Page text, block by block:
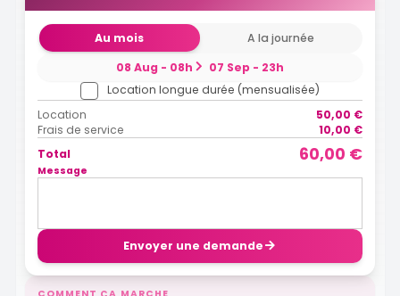
Au mois
A la journée
08 Aug - 08h
07 Sep - 23h
Location longue durée (mensualisée)
Location
50,00 €
Frais de service
10,00 €
Total
60,00 €
Message
Envoyer une demande